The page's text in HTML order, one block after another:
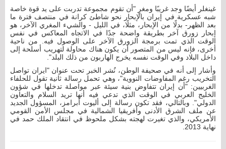
غينغلر أيضًا وجد غريبًا ومغرٍ "أن تقوم مجموعة تدربت على يد قوة خاصة
شبه عسكرية في إيران بالإبحار نحو شاطئ كرانة في منتصف فترة ما
بعد الظهر- بدلًا من الإبحار، مثلًا، في الليل - والشيء المغري الآخر، هو
إبحار زورق آخر بطريقة واضحة جدًا في الاتجاه المعاكس في نفس
الوقت الذي تمت برمجة الزورق الآخر على الوصول فيه. من ناحية
أخرى، فإنه ليس من المتصور أن يكون هناك محاولة لتهريب أسلحة إلى
داخل البلاد وفي الوقت نفسه يخرج الهاربون من ذلك البلد".
وأشار إلى أنه في صحيفة الوطن، نُشر الخبر تحت عنوان "ايران تواصل
التخريب رغم المفاوضات النووية"، وهي تحمل رسالة ثانية تقول للحلفاء
الغربيين: "أن إيران تتفاوض بنية سيئة عبر مواصلة تدخلها في شؤون
الخليج العربي في الوقت الذي تدعي فيه أنها تريد السلام والتعاون
الدولي". وبالتالي، فقد تكون رسالة إلى أليوت أبرامز، المسؤول الجديد
عن ملف الشرق الأدنى وأفريقيا الشمالية في مجلس الأمن القومي
الأمريكي، والذي تغيرت لهجته بشكل ملحوظ في انتقاد الملك حمد في
نهاية 2013.